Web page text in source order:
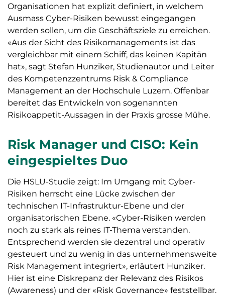
Organisationen hat explizit definiert, in welchem
Ausmass Cyber-Risiken bewusst eingegangen
werden sollen, um die Geschäftsziele zu erreichen.
«Aus der Sicht des Risikomanagements ist das
vergleichbar mit einem Schiff, das keinen Kapitän
hat», sagt Stefan Hunziker, Studienautor und Leiter
des Kompetenzzentrums Risk & Compliance
Management an der Hochschule Luzern. Offenbar
bereitet das Entwickeln von sogenannten
Risikoappetit-Aussagen in der Praxis grosse Mühe.
Risk Manager und CISO: Kein
eingespieltes Duo
Die HSLU-Studie zeigt: Im Umgang mit Cyber-
Risiken herrscht eine Lücke zwischen der
technischen IT-Infrastruktur-Ebene und der
organisatorischen Ebene. «Cyber-Risiken werden
noch zu stark als reines IT-Thema verstanden.
Entsprechend werden sie dezentral und operativ
gesteuert und zu wenig in das unternehmensweite
Risk Management integriert», erläutert Hunziker.
Hier ist eine Diskrepanz der Relevanz des Risikos
(Awareness) und der «Risk Governance» feststellbar.